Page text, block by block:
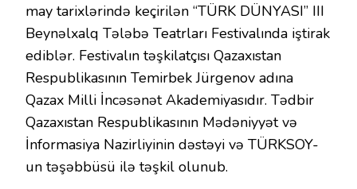
may tarixlərində keçirilən “TÜRK DÜNYASI” III
Beynəlxalq Tələbə Teatrları Festivalında iştirak
ediblər. Festivalın təşkilatçısı Qazaxıstan
Respublikasının Temirbek Jürgenov adına
Qazax Milli İncəsənət Akademiyasıdır. Tədbir
Qazaxıstan Respublikasının Mədəniyyət və
İnformasiya Nazirliyinin dəstəyi və TÜRKSOY-
un təşəbbüsü ilə təşkil olunub.